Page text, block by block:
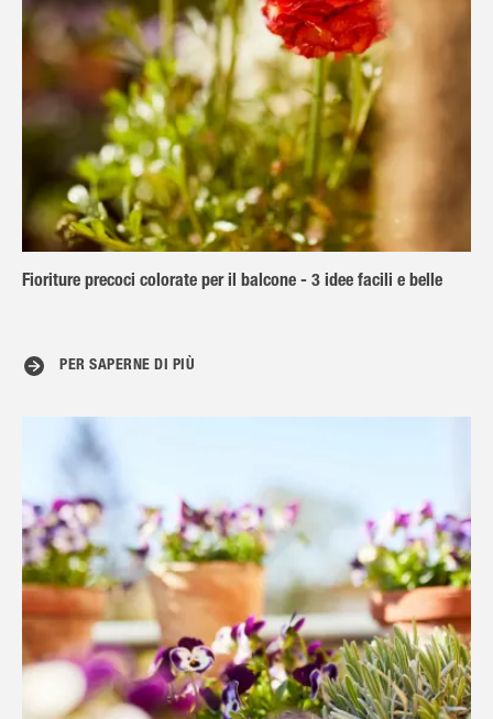
Fioriture precoci colorate per il balcone - 3 idee facili e belle
PER SAPERNE DI PIÙ